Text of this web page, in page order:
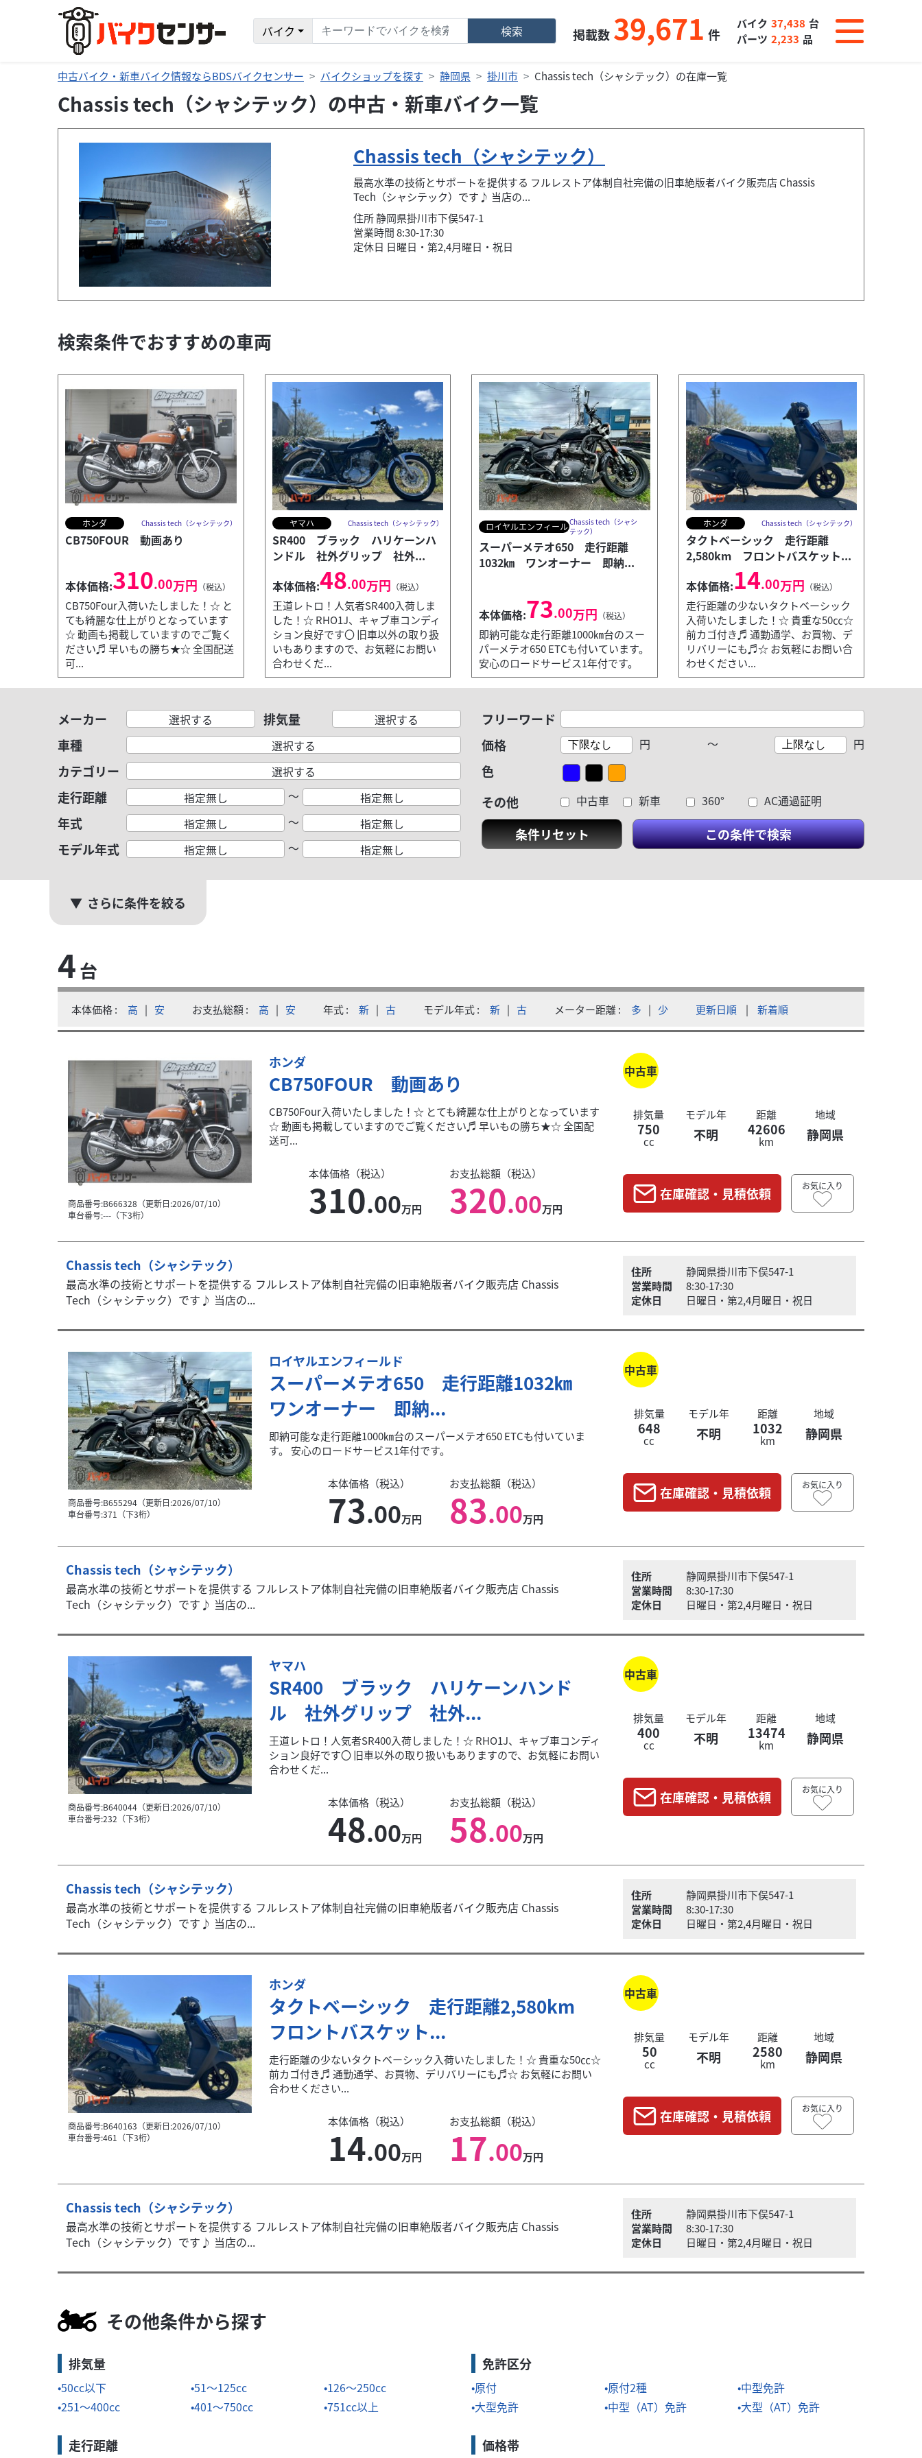
バイク 検索 掲載数 39,671 件
バイク 37,438 台
パーツ 2,233 品
中古バイク・新車バイク情報ならBDSバイクセンサー バイクショップを探す 静岡県 掛川市 Chassis tech（シャシテック）の在庫一覧
Chassis tech（シャシテック）の中古・新車バイク一覧
Chassis tech（シャシテック）
最高水準の技術とサポートを提供する フルレストア体制自社完備の旧車絶版者バイク販売店 Chassis
Tech（シャシテック）です♪ 当店の...
住所静岡県掛川市下俣547-1
営業時間 8:30-17:30
定休日 日曜日・第2,4月曜日・祝日
検索条件でおすすめの車両
ヤマハ
SR400 ブラック ハリケーンハンドル 社外グリップ 社外...
本体価格:
48 .00 万円（税込）
王道レトロ！人気者SR400入荷しました！☆ RHO1J、キャブ車コンディション良好です〇 旧車以外の取り扱いもありますので、お気軽にお問い合わせくだ...
ホンダ Chassis tech（シャシテック）
CB750FOUR 動画あり
本体価格:310.00万円 （税込）
CB750Four入荷いたしました！☆ と
ても綺麗な仕上がりとなっています
☆ 動画も掲載していますのでご覧く
ださい♬ 早いもの勝ち★☆ 全国配送
可...
ヤマハ Chassis tech（シャシテック）
SR400 ブラック ハリケーンハ
ンドル 社外グリップ 社外...
本体価格:48.00万円 （税込）
王道レトロ！人気者SR400入荷しま
した！☆ RHO1J、キャブ車コンディ
ション良好です〇 旧車以外の取り扱
いもありますので、お気軽にお問い
合わせくだ...
ロイヤルエンフィールドChassis tech（シャシ
テック）
スーパーメテオ650 走行距離
1032㎞ ワンオーナー 即納...
本体価格:73.00万円 （税込）
即納可能な走行距離1000㎞台のスー
パーメテオ650 ETCも付いています。
安心のロードサービス1年付です。
ホンダ Chassis tech（シャシテック）
タクトベーシック 走行距離
2,580km フロントバスケット...
本体価格:14.00万円 （税込）
走行距離の少ないタクトベーシック
入荷いたしました！☆ 貴重な50㏄☆
前カゴ付き♬ 通勤通学、お買物、デ
リバリーにも♬☆ お気軽にお問い合
わせください...
メーカー 選択する 排気量 選択する
車種 選択する
カテゴリー 選択する
走行距離 指定無し ～ 指定無し
年式 指定無し ～ 指定無し
モデル年式 指定無し ～ 指定無し
フリーワード
価格
円 ～ 円
色
その他
中古車 新車 360° AC通過証明
条件リセット この条件で検索
さらに条件を絞る
4台
本体価格 高 | 安 お支払総額 高 | 安 年式 新 | 古 モデル年式 新 | 古 メーター距離 多 | 少 更新日順 | 新着順
商品番号:B666328（更新日:2026/07/10）
車台番号:---（下3桁）
ホンダ
CB750FOUR 動画あり
CB750Four入荷いたしました！☆ とても綺麗な仕上がりとなっています
☆ 動画も掲載していますのでご覧ください♬ 早いもの勝ち★☆ 全国配
送可...
本体価格（税込）
310.00万円
お支払総額（税込）
320.00万円
中古車
排気量
750
cc
モデル年
不明
距離
42606
km
地域
静岡県
在庫確認・見積依頼 お気に入り
Chassis tech（シャシテック）
最高水準の技術とサポートを提供する フルレストア体制自社完備の旧車絶版者バイク販売店 Chassis
Tech（シャシテック）です♪ 当店の...
住所
静岡県掛川市下俣547-1
営業時間
8:30-17:30
定休日
日曜日・第2,4月曜日・祝日
商品番号:B655294（更新日:2026/07/10）
車台番号:371（下3桁）
ロイヤルエンフィールド
スーパーメテオ650 走行距離1032㎞
ワンオーナー 即納...
即納可能な走行距離1000㎞台のスーパーメテオ650 ETCも付いていま
す。 安心のロードサービス1年付です。
本体価格（税込）
73.00万円
お支払総額（税込）
83.00万円
中古車
排気量
648
cc
モデル年
不明
距離
1032
km
地域
静岡県
在庫確認・見積依頼 お気に入り
Chassis tech（シャシテック）
最高水準の技術とサポートを提供する フルレストア体制自社完備の旧車絶版者バイク販売店 Chassis
Tech（シャシテック）です♪ 当店の...
住所
静岡県掛川市下俣547-1
営業時間
8:30-17:30
定休日
日曜日・第2,4月曜日・祝日
商品番号:B640044（更新日:2026/07/10）
車台番号:232（下3桁）
ヤマハ
SR400 ブラック ハリケーンハンド
ル 社外グリップ 社外...
王道レトロ！人気者SR400入荷しました！☆ RHO1J、キャブ車コンディ
ション良好です〇 旧車以外の取り扱いもありますので、お気軽にお問い
合わせくだ...
本体価格（税込）
48.00万円
お支払総額（税込）
58.00万円
中古車
排気量
400
cc
モデル年
不明
距離
13474
km
地域
静岡県
在庫確認・見積依頼 お気に入り
Chassis tech（シャシテック）
最高水準の技術とサポートを提供する フルレストア体制自社完備の旧車絶版者バイク販売店 Chassis
Tech（シャシテック）です♪ 当店の...
住所
静岡県掛川市下俣547-1
営業時間
8:30-17:30
定休日
日曜日・第2,4月曜日・祝日
商品番号:B640163（更新日:2026/07/10）
車台番号:461（下3桁）
ホンダ
タクトベーシック 走行距離2,580km
フロントバスケット...
走行距離の少ないタクトベーシック入荷いたしました！☆ 貴重な50㏄☆
前カゴ付き♬ 通勤通学、お買物、デリバリーにも♬☆ お気軽にお問い
合わせください...
本体価格（税込）
14.00万円
お支払総額（税込）
17.00万円
中古車
排気量
50
cc
モデル年
不明
距離
2580
km
地域
静岡県
在庫確認・見積依頼 お気に入り
Chassis tech（シャシテック）
最高水準の技術とサポートを提供する フルレストア体制自社完備の旧車絶版者バイク販売店 Chassis
Tech（シャシテック）です♪ 当店の...
住所
静岡県掛川市下俣547-1
営業時間
8:30-17:30
定休日
日曜日・第2,4月曜日・祝日
その他条件から探す
排気量
50cc以下 51～125cc
126～250cc
251～400cc
401～750cc 751cc以上
免許区分
原付 原付2種
中型免許
大型免許
中型（AT）免許 大型（AT）免許
走行距離 価格帯